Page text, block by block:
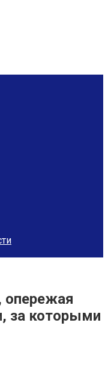
опережая
за которыми